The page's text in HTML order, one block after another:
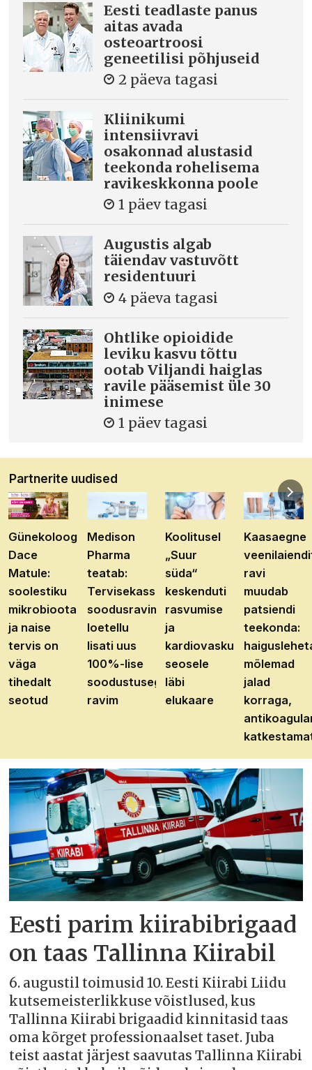
Eesti teadlaste panus
aitas avada
osteoartroosi
geneetilisi põhjuseid
2 päeva tagasi
Kliinikumi
intensiivravi
osakonnad alustasid
teekonda rohelisema
ravikeskkonna poole
1 päev tagasi
Augustis algab
täiendav vastuvõtt
residentuuri
4 päeva tagasi
Ohtlike opioidide
leviku kasvu tõttu
ootab Viljandi haiglas
ravile pääsemist üle 30
inimese
1 päev tagasi
Partnerite uudised
Günekoloog
Dace
Matule:
soolestiku
mikrobioota
ja naise
tervis on
väga
tihedalt
seotud
Medison
Pharma
teatab:
Tervisekassa
soodusravimite
loetellu
lisati uus
100%-lise
soodustusega
ravim
Koolitusel
„Suur
süda“
keskenduti
rasvumise
ja
kardiovaskulaarhaiguste
seosele
läbi
elukaare
Kaasaegne
ravi
muudab
patsiendi
teekonda:
mõlemad
jalad
korraga,
Eesti parim kiirabibrigaad
on taas Tallinna Kiirabil
6. augustil toimusid 10. Eesti Kiirabi Liidu
kutsemeisterlikkuse võistlused, kus
Tallinna Kiirabi brigaadid kinnitasid taas
oma kõrget professionaalset taset. Juba
teist aastat järjest saavutas Tallinna Kiirabi